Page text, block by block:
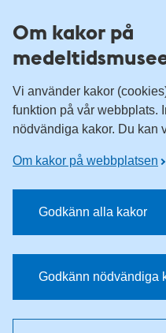
Om kakor på
Vi använder kakor
funktion på vår webbplats.
nödvändiga kakor. Du kan
Om kakor på webbplatsen
Godkänn alla kakor
Godkänn nödvändiga